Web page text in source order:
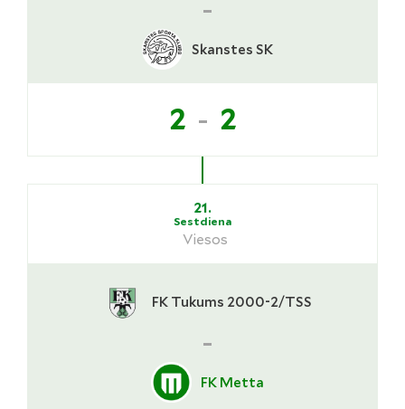
-
Skanstes SK
2 - 2
21.
Sestdiena
Viesos
FK Tukums 2000-2/TSS
-
FK Metta